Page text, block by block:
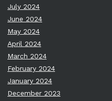
July 2024
June 2024
May 2024
April 2024
March 2024
February 2024
January 2024
December 2023